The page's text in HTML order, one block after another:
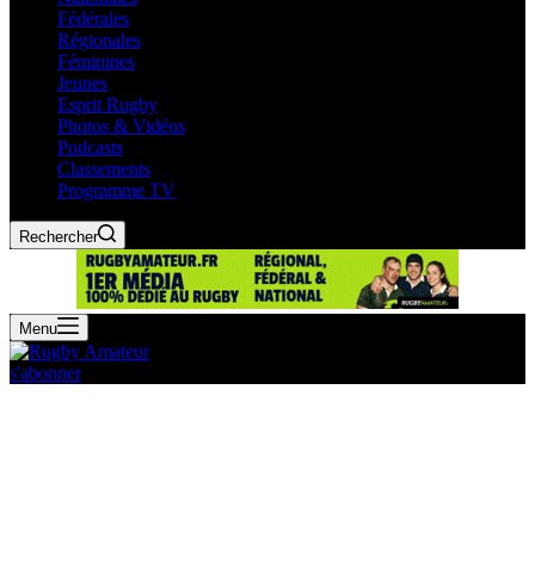
Fédérales
Régionales
Féminines
Jeunes
Esprit Rugby
Photos & Vidéos
Podcasts
Classements
Programme TV
Rechercher
Menu
s'abonner